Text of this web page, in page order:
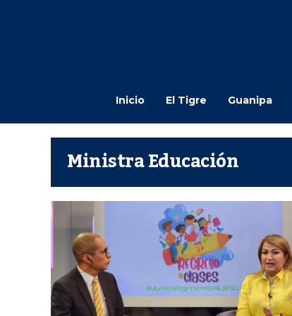
Inicio El Tigre Guanipa
Ministra Educación